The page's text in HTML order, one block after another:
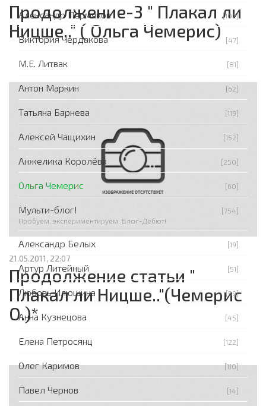
Продолжение-3 " Плакал ли
Ницше.." ( Ольга Чемерис)
21.05.2011, 22:07
Продолжение статьи "
Плакал ли Ницше.."(Чемерис
О.)*
Александр Пермяков [102]
Виктория Чердакова [47]
М.Е. Литвак [81]
Антон Маркин [62]
Татьяна Барнева [119]
Алексей Чащихин [152]
Анжелика Королёва [250]
Ольга Чемерис [60]
Мульти-блог!
[754]
Пробуем, экспериментируем. Блог-Дебют!
Александр Белых [19]
Артур Литейный [51]
Любовь Илюшина [59]
Анна Кузнецова [45]
Елена Петросянц [122]
Олег Каримов [110]
Павел Чернов [14]